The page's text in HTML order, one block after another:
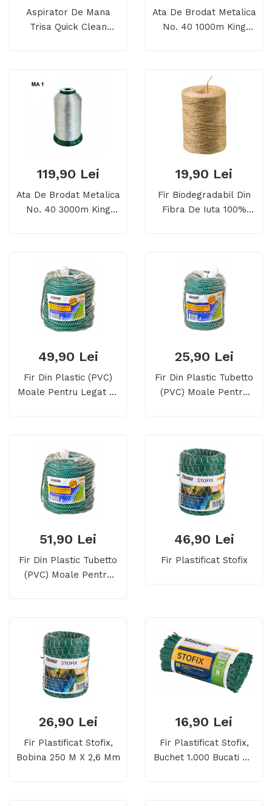
Aspirator De Mana
Trisa Quick Clean
Ata De Brodat Metalica
No. 40 1000m King
119,90 Lei
Ata De Brodat Metalica
No. 40 3000m King
19,90 Lei
Fir Biodegradabil Din
Fibra De Iuta 100%
49,90 Lei
Fir Din Plastic (PVC)
Moale Pentru Legat (Ø
25,90 Lei
Fir Din Plastic Tubetto
(PVC) Moale Pentru
51,90 Lei
Fir Din Plastic Tubetto
(PVC) Moale Pentru
46,90 Lei
Fir Plastificat Stofix
26,90 Lei
Fir Plastificat Stofix,
Bobina 250 M X 2,6 Mm
16,90 Lei
Fir Plastificat Stofix,
Buchet 1.000 Bucati De